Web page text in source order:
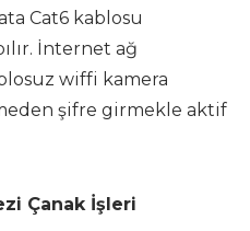
Cat6 kablosu
İnternet ağ
wiffi kamera
şifre girmekle aktif
Çanak İşleri